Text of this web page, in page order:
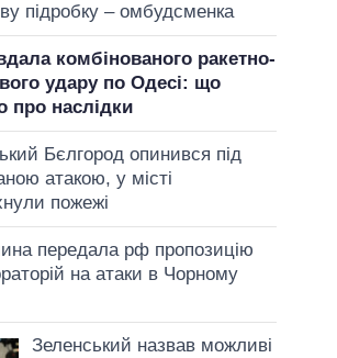
підробку – омбудсменка
комбінованого ракетно-
удару по Одесі: що
про наслідки
Бєлгород опинився під
атакою, у місті
пожежі
передала рф пропозицію
на атаки в Чорному
Зеленський назвав можливі